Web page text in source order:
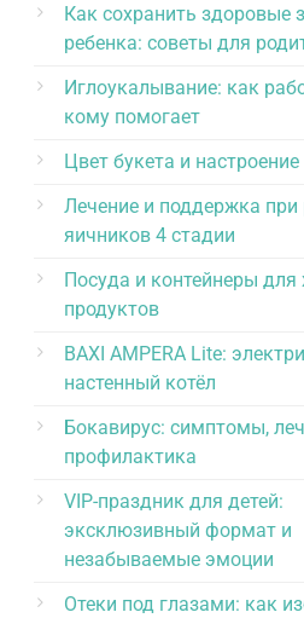
Как сохранить здоровые
ребенка: советы для
Иглоукалывание: как
кому помогает
Цвет букета и настроение
Лечение и поддержка при
яичников 4 стадии
Посуда и контейнеры для
продуктов
BAXI AMPERA Lite:
настенный котёл
Бокавирус: симптомы,
профилактика
VIP-праздник для детей:
эксклюзивный формат и
незабываемые эмоции
Отеки под глазами: как